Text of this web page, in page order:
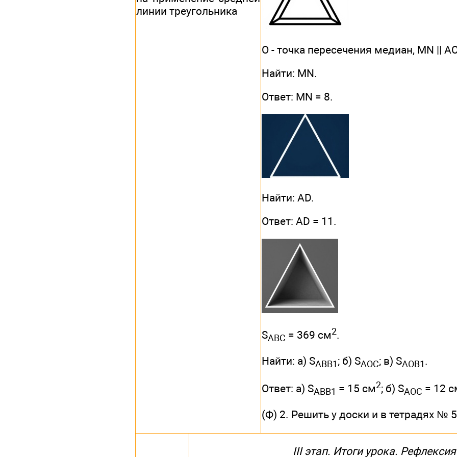
линии треугольника
О - точка пересечения медиан, MN ||
Найти: MN.
Ответ: MN = 8.
Найти: AD.
Ответ: AD = 11.
SABC = 369 см2.
Найти: a) SABB1 ; б) SAOC; в) SAOB1 .
Ответ: a) SABB1 = 15 см2; б) SAOC = 12
(Ф) 2. Решить у доски и в тетрадях №
III этап. Итоги урока. Рефлексия